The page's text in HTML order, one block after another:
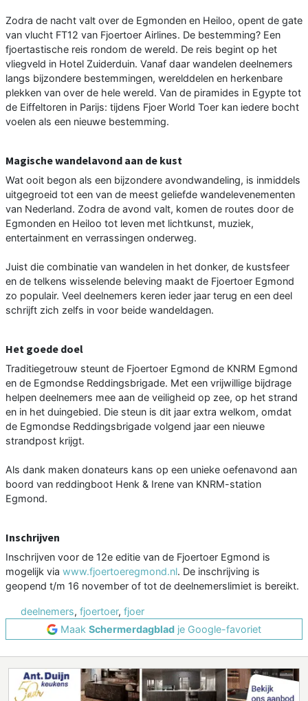
Zodra de nacht valt over de Egmonden en Heiloo, opent de gate
van vlucht FT12 van Fjoertoer Airlines. De bestemming? Een
fjoertastische reis rondom de wereld. De reis begint op het
vliegveld in Hotel Zuiderduin. Vanaf daar wandelen deelnemers
langs bijzondere bestemmingen, werelddelen en herkenbare
plekken van over de hele wereld. Van de piramides in Egypte tot
de Eiffeltoren in Parijs: tijdens Fjoer World Toer kan iedere bocht
voelen als een nieuwe bestemming.
Magische wandelavond aan de kust
Wat ooit begon als een bijzondere avondwandeling, is inmiddels
uitgegroeid tot een van de meest geliefde wandelevenementen
van Nederland. Zodra de avond valt, komen de routes door de
Egmonden en Heiloo tot leven met lichtkunst, muziek,
entertainment en verrassingen onderweg.
Juist die combinatie van wandelen in het donker, de kustsfeer
en de telkens wisselende beleving maakt de Fjoertoer Egmond
zo populair. Veel deelnemers keren ieder jaar terug en een deel
schrijft zich zelfs in voor beide wandeldagen.
Het goede doel
Traditiegetrouw steunt de Fjoertoer Egmond de KNRM Egmond
en de Egmondse Reddingsbrigade. Met een vrijwillige bijdrage
helpen deelnemers mee aan de veiligheid op zee, op het strand
en in het duingebied. Die steun is dit jaar extra welkom, omdat
de Egmondse Reddingsbrigade volgend jaar een nieuwe
strandpost krijgt.
Als dank maken donateurs kans op een unieke oefenavond aan
boord van reddingboot Henk & Irene van KNRM-station
Egmond.
Inschrijven
Inschrijven voor de 12e editie van de Fjoertoer Egmond is
mogelijk via www.fjoertoeregmond.nl. De inschrijving is
geopend t/m 16 november of tot de deelnemerslimiet is bereikt.
deelnemers, fjoertoer, fjoer
Maak Schermerdagblad je Google-favoriet